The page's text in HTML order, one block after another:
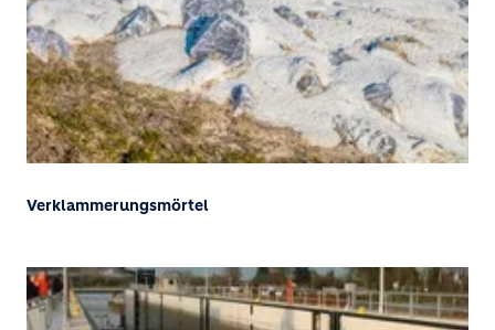
Verklammerungsmörtel